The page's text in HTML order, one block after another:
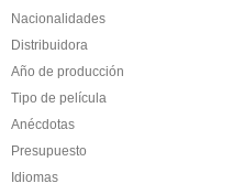
Nacionalidades
Distribuidora
Año de producción
Tipo de película
Anécdotas
Presupuesto
Idiomas